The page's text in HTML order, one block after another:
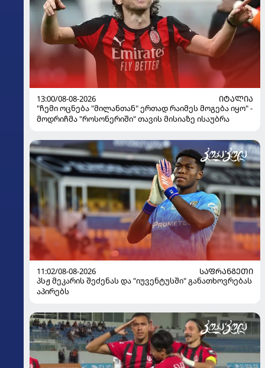
13:00/08-08-2026
ᲘᲢᲐᲚᲘᲐ
"ჩემი ოცნება "მილანთან" ერთად რაიმეს მოგება იყო" -
მოდრიჩმა "როსონერიში" თავის მისიაზე ისაუბრა
11:02/08-08-2026
ᲡᲐᲤᲠᲐᲜᲒᲔᲗᲘ
პსჟ მეკარის შეძენას და "იუვენტუსში" განათხოვრებას
აპირებს